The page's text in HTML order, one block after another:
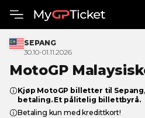
SEPANG
30.10-01.11.2026
MotoGP
Kjøp MotoGP billetter til
betaling. Et pålitelig billettbyrå.
Betaling kun med kredittkort!